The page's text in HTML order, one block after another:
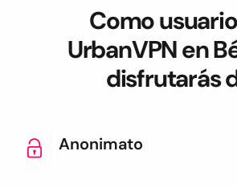
Como
UrbanVPN en
disfrutarás
Anonimato